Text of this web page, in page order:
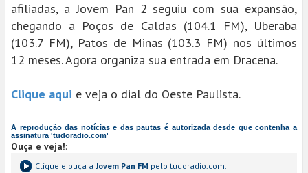
afiliadas, a Jovem Pan 2 seguiu com sua expansão,
chegando a Poços de Caldas (104.1 FM), Uberaba
(103.7 FM), Patos de Minas (103.3 FM) nos últimos
12 meses. Agora organiza sua entrada em Dracena.
Clique aqui e veja o dial do Oeste Paulista.
A reprodução das notícias e das pautas é autorizada desde que contenha a
assinatura 'tudoradio.com'
Ouça e veja!:
Clique e ouça a Jovem Pan FM pelo tudoradio.com.